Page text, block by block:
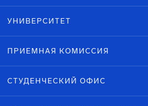
УНИВЕРСИТЕТ
ПРИЕМНАЯ КОМИССИЯ
СТУДЕНЧЕСКИЙ ОФИС